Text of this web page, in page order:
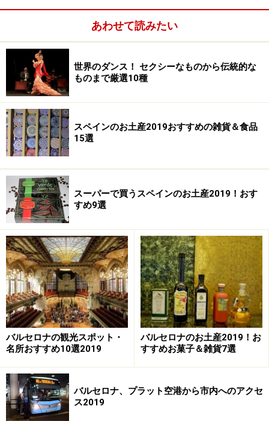
睡眠不足は楽しい旅行の大敵。体調を整えておきましょう
日本ースペイン間のフライトの時間
日本ースペイン間のフライトの時間は、東京（成田国際
空港）ーマドリード（バラハス国際空港）直行便の場
合、東京発が約14時間、マドリード発が約13時間半。欧
州の都市で乗り継ぐ便の場合、乗り継ぎ時間によっても
っと時間がかかります。ドバイなど南回りだとなんと20
からの回復は年齢や慣れなど人によって様々。私の場
合、年々回復に時間がかかってきていると思います。
あわせて読みたい
世界のダンス！ セクシーなものから伝統的な
ものまで厳選10種
スペインのお土産2019おすすめの雑貨＆食品
15選
スーパーで買うスペインのお土産2019！おす
すめ9選
バルセロナの観光スポット・
名所おすすめ10選2019
バルセロナのお土産2019！お
すすめお菓子＆雑貨7選
バルセロナ、プラット空港から市内へのアクセ
ス2019